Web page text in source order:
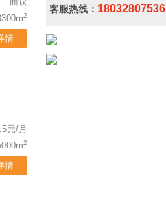
2
情
元/月
2
情
客服热线： 18032807536